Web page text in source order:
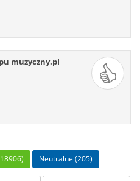
muzyczny.pl
Neutralne (205)